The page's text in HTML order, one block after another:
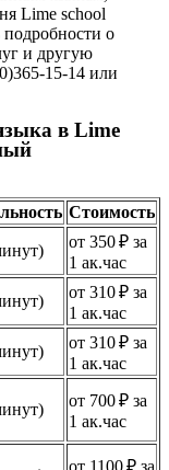
Lime school
о
и другую
15-14 или
в Lime
Стоимость
от 350 ₽ за
1 ак.час
от 310 ₽ за
1 ак.час
от 310 ₽ за
1 ак.час
от 700 ₽ за
1 ак.час
от 1100 ₽ за